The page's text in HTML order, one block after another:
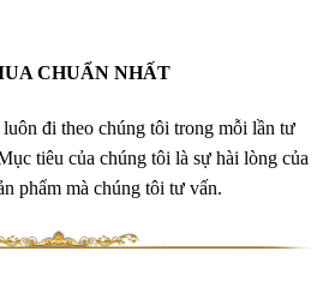
CHUẨN NHẤT
đi theo chúng tôi trong mỗi lần tư
tiêu của chúng tôi là sự hài lòng của
phẩm mà chúng tôi tư vấn.